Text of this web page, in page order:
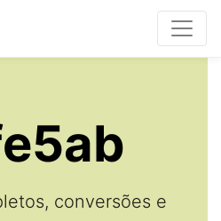
conversões e